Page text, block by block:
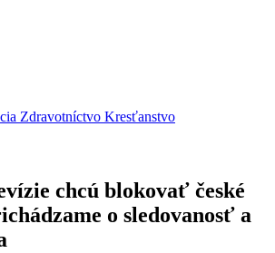
Zdravotníctvo Kresťanstvo
chcú blokovať české
o sledovanosť a